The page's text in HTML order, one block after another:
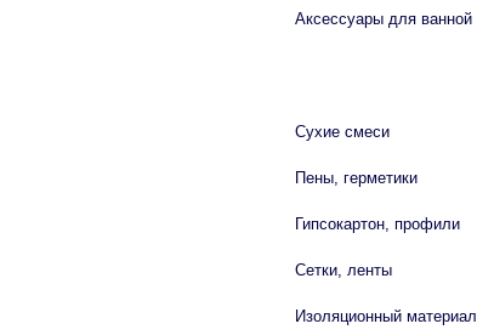
Аксессуары для ванной
Сухие смеси
Пены, герметики
Гипсокартон, профили
Сетки, ленты
Изоляционный материал